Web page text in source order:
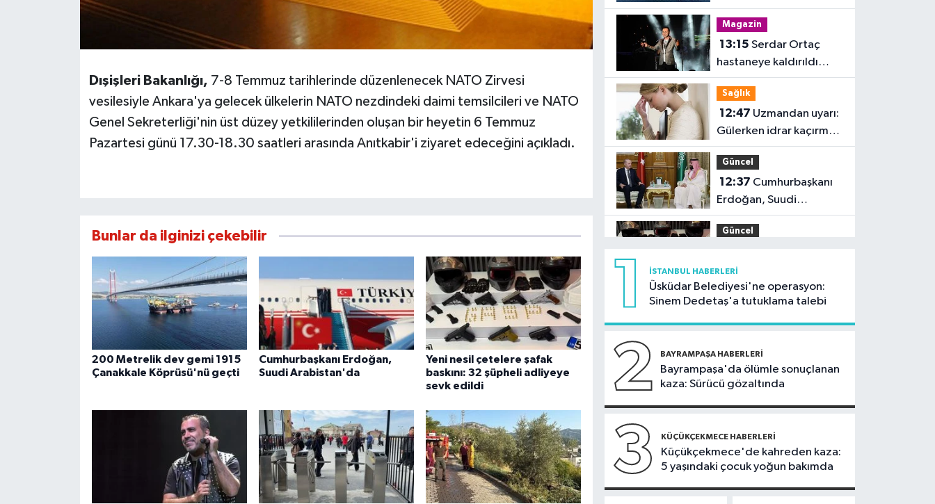
Dışişleri Bakanlığı, 7-8 Temmuz tarihlerinde düzenlenecek NATO Zirvesi
vesilesiyle Ankara'ya gelecek ülkelerin NATO nezdindeki daimi temsilcileri ve NATO
Genel Sekreterliği'nin üst düzey yetkililerinden oluşan bir heyetin 6 Temmuz
Pazartesi günü 17.30-18.30 saatleri arasında Anıtkabir'i ziyaret edeceğini açıkladı.
Bunlar da ilginizi çekebilir
200 Metrelik dev gemi 1915
Çanakkale Köprüsü'nü geçti
Cumhurbaşkanı Erdoğan,
Suudi Arabistan'da
Yeni nesil çetelere şafak
baskını: 32 şüpheli adliyeye
sevk edildi
Çanakkale Köprüsü'nü
geçti
Magazin
13:15
hastaneye kaldırıldı
iddiası!
Sağlık
12:47
Gülerken idrar kaçırmak
normal değil
Güncel
12:37
Erdoğan, Suudi
Arabistan'da
Güncel
çetelere şafak baskını:
32 şüpheli adliyeye sevk
edildi
Güncel
atandı
İstanbul Haberleri
11:29Füze ve İHA'ların
hedefi olan gemi,
geçişini tamamladı
Güncel
10:5981 ilde okullara
30 bin güvenlik görevlisi
alınacak
1 İSTANBUL HABERLERI
Üsküdar Belediyesi'ne operasyon:
Sinem Dedetaş'a tutuklama talebi
2 BAYRAMPAŞA HABERLERI
Bayrampaşa'da ölümle sonuçlanan
kaza: Sürücü gözaltında
3 KÜÇÜKÇEKMECE HABERLERI
Küçükçekmece'de kahreden kaza:
5 yaşındaki çocuk yoğun bakımda